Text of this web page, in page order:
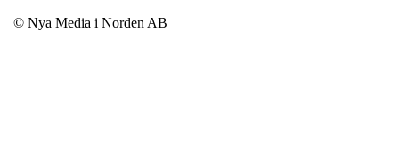
© Nya Media i Norden AB